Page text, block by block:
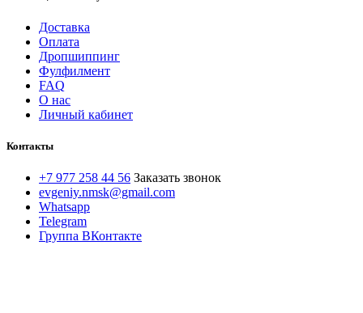
Доставка
Оплата
Дропшиппинг
Фулфилмент
FAQ
О нас
Личный кабинет
Контакты
+7 977 258 44 56 Заказать звонок
evgeniy.nmsk@gmail.com
Whatsapp
Telegram
Группа ВКонтакте